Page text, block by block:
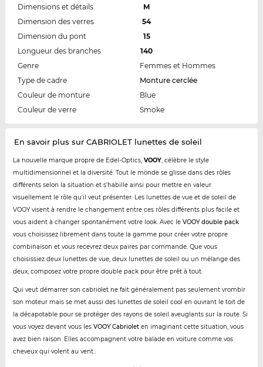
Dimensions et détails
M
Dimension des verres
54
Dimension du pont
15
Longueur des branches
140
Genre
Femmes et Hommes
Type de cadre
Monture cerclée
Couleur de monture
Blue
Couleur de verre
Smoke
En savoir plus sur CABRIOLET lunettes de soleil
La nouvelle marque propre de Edel-Optics, VOOY, célèbre le style
multidimensionnel et la diversité. Tout le monde se glisse dans des rôles
différents selon la situation et s'habille ainsi pour mettre en valeur
visuellement le rôle qu'il veut présenter. Les lunettes de vue et de soleil de
VOOY visent à rendre le changement entre ces rôles différents plus facile et
vous aident à changer spontanément votre look. Avec le VOOY double pack
vous choisissez librement dans toute la gamme pour créer votre propre
combinaison et vous recevrez deux paires par commande. Que vous
choisissiez deux lunettes de vue, deux lunettes de soleil ou un mélange des
deux, composez votre propre double pack pour être prêt à tout.
Qui veut démarrer son cabriolet ne fait généralement pas seulement vrombir
son moteur mais se met aussi des lunettes de soleil cool en ouvrant le toit de
la décapotable pour se protéger des rayons de soleil aveuglants sur la route. Si
vous voyez devant vous les VOOY Cabrioleten imaginant cette situation, vous
avez bien raison. Elles accompagnent votre balade en voiture comme vos
cheveux qui volent au vent..